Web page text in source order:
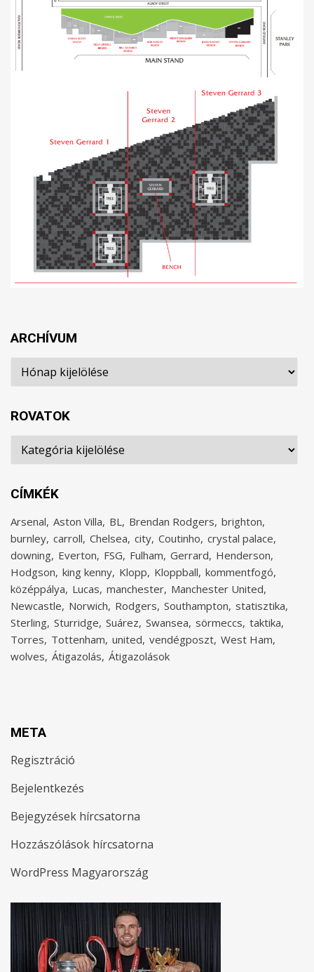
ARCHÍVUM
Archívum
ROVATOK
Rovatok
CÍMKÉK
Arsenal Aston Villa BL Brendan Rodgers brighton
burnley carroll Chelsea city Coutinho crystal palace
downing Everton FSG Fulham Gerrard Henderson
Hodgson king kenny Klopp Kloppball kommentfogó
középpálya Lucas manchester Manchester United
Newcastle Norwich Rodgers Southampton statisztika
Sterling Sturridge Suárez Swansea sörmeccs taktika
Torres Tottenham united vendégposzt West Ham
wolves Átigazolás Átigazolások
META
Regisztráció
Bejelentkezés
Bejegyzések hírcsatorna
Hozzászólások hírcsatorna
WordPress Magyarország